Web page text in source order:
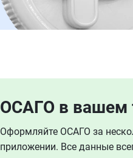
ОСАГО в вашем
Оформляйте ОСАГО за
приложении. Все данные